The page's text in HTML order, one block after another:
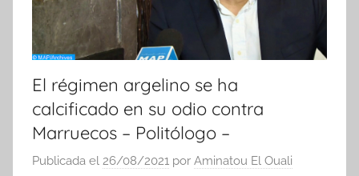
El régimen argelino se ha
calcificado en su odio contra
Marruecos – Politólogo –
Publicada el 26/08/2021 por Aminatou El Ouali